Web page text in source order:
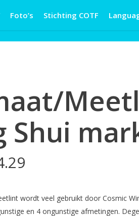
Foto’s Stichting COTF
Shui
Huidige
is:
€24.29.
wordt veel gebruikt door Cosmic
en 4 ongunstige afmetingen.